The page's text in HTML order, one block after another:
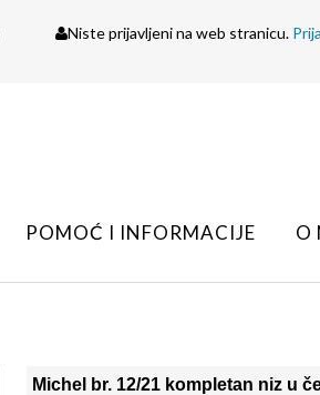
Niste prijavljeni na web stranicu.
POMOĆ I INFORMACIJE
O
Michel br. 12/21 kompletan niz u